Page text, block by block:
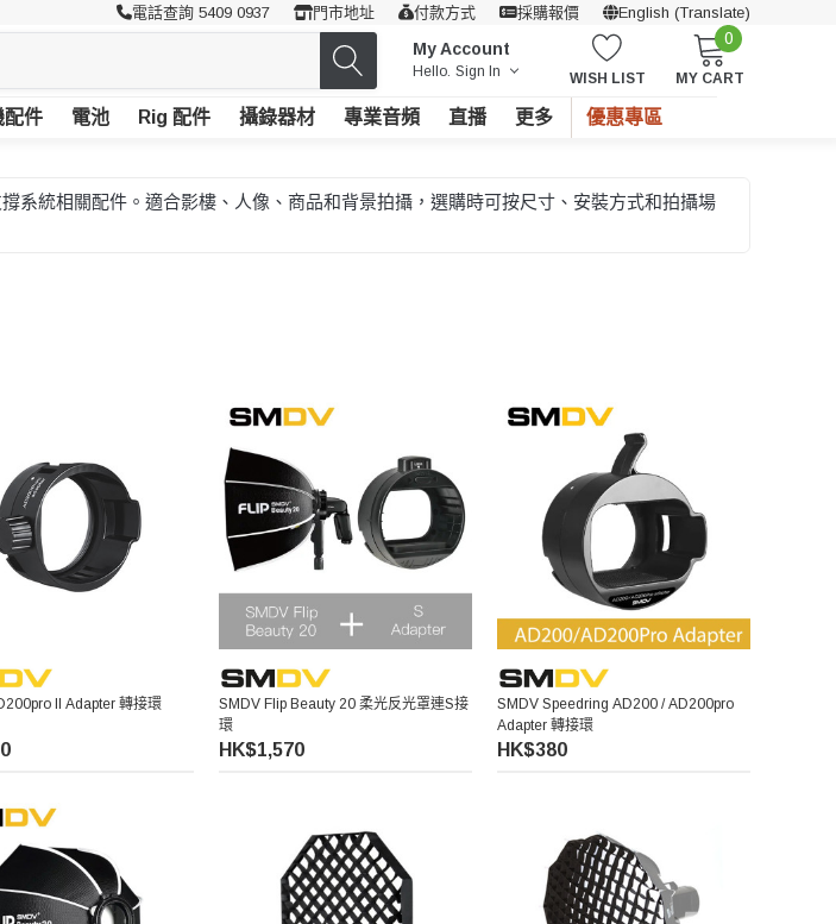
電話查詢 5409 0937 門市地址 付款方式 採購報價 English (Translate)
My Account
Hello. Sign In WISH LIST
0
MY CART
配件 電池 Rig 配件 攝錄器材 專業音頻 直播 更多 優惠專區
系統相關配件。適合影樓、人像、商品和背景拍攝，選購時可按尺寸、安裝方式和拍攝場
II Adapter 轉接環
SMDV Flip Beauty 20 柔光反光罩連S接
環
HK$1,570
SMDV Speedring AD200 / AD200pro
Adapter 轉接環
HK$380